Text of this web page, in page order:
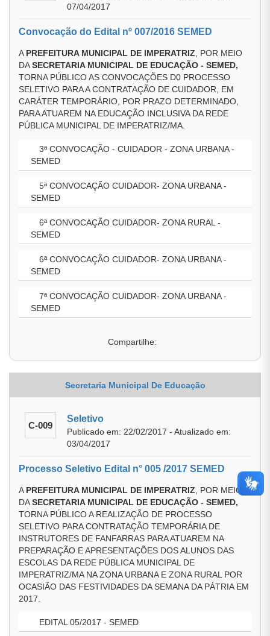
07/04/2017
Convocação do Edital nº 007/2016 SEMED
A PREFEITURA MUNICIPAL DE IMPERATRIZ , POR MEIO
DASECRETARIA MUNICIPAL DE EDUCAÇÃO - SEMED,
TORNA PÚBLICO AS CONVOCAÇÕES D0 PROCESSO
SELETIVO PARA A CONTRATAÇÃO DE CUIDADOR, EM
CARÁTER TEMPORÁRIO, POR PRAZO DETERMINADO,
PARA ATUAREM NA EDUCAÇÃO INCLUSIVA DA REDE
PÚBLICA MUNICIPAL DE IMPERATRIZ/MA.
3ª CONVOCAÇÃO - CUIDADOR - ZONA URBANA -
SEMED
5ª CONVOCAÇÃO CUIDADOR- ZONA URBANA -
SEMED
6ª CONVOCAÇÃO CUIDADOR- ZONA RURAL -
SEMED
6ª CONVOCAÇÃO CUIDADOR- ZONA URBANA -
SEMED
7ª CONVOCAÇÃO CUIDADOR- ZONA URBANA -
SEMED
Compartilhe:
Secretaria Municipal De Educação
C-009
Seletivo
Publicado em: 22/02/2017 - Atualizado em:
03/04/2017
Processo Seletivo Edital n° 005 /2017 SEMED
A PREFEITURA MUNICIPAL DE IMPERATRIZ , POR MEIO
DASECRETARIA MUNICIPAL DE EDUCAÇÃO - SEMED,
TORNA PÚBLICO A REALIZAÇÃO DE PROCESSO
SELETIVO PARA CONTRATAÇÃO TEMPORÁRIA DE
INSTRUTORES DE FANFARRAS PARA ATUAREM NA
PREPARAÇÃO E APRESENTAÇÕES DOS ALUNOS DAS
ESCOLAS DA REDE PÚBLICA MUNICIPAL DE
IMPERATRIZ/MA NA ZONA URBANA E ZONA RURAL POR
OCASIÃO DAS FESTIVIDADES DA SEMANA DA PÁTRIA EM
2017.
EDITAL 05/2017 - SEMED